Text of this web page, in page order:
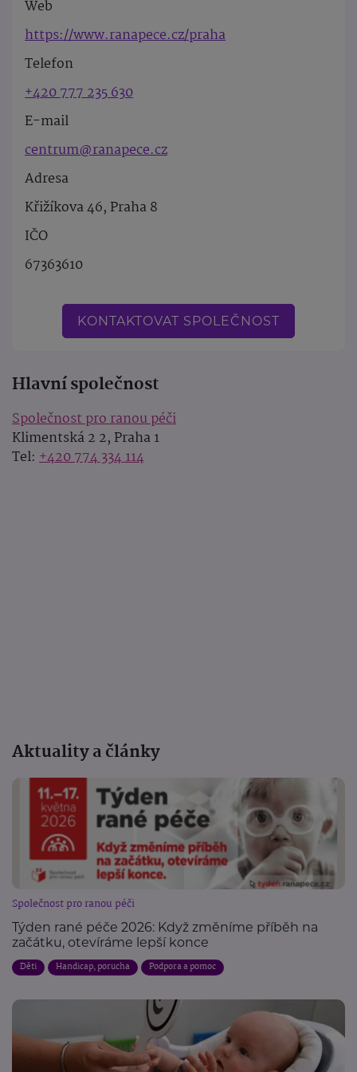
Web
https://www.ranapece.cz/praha
Telefon
+420 777 235 630
E-mail
centrum@ranapece.cz
Adresa
Křižíkova 46, Praha 8
IČO
67363610
KONTAKTOVAT SPOLEČNOST
Hlavní společnost
Společnost pro ranou péči
Klimentská 2 2, Praha 1
Tel: +420 774 334 114
Aktuality a články
Společnost pro ranou péči
Týden rané péče 2026: Když změníme příběh na
začátku, otevíráme lepší konce
Děti Handicap, porucha Podpora a pomoc